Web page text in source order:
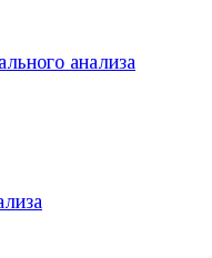
анализа